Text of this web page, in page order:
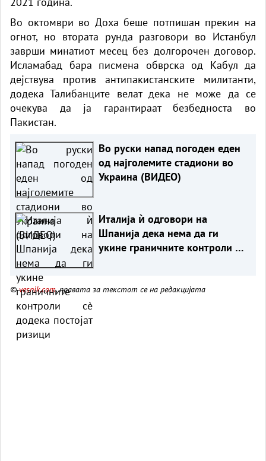
Во октомври во Доха беше потпишан прекин на
огнот, но втората рунда разговори во Истанбул
заврши минатиот месец без долгорочен договор.
Исламабад бара писмена обврска од Кабул да
дејствува против антипакистанските милитанти,
додека Талибанците велат дека не може да се
очекува да ја гарантираат безбедноста во
Пакистан.
Во руски напад погоден еден
од најголемите стадиони во
Украина (ВИДЕО)
Италија ѝ одговори на
Шпанија дека нема да ги
укине граничните контроли сè
©vesnik.com, правата за текстот се на редакцијата